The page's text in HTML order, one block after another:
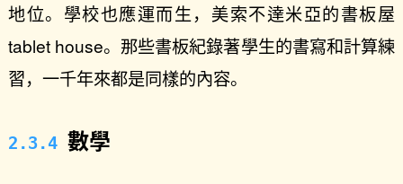
地位。學校也應運而生，美索不達米亞的書板屋
tablet house。那些書板紀錄著學生的書寫和計算練
習，一千年來都是同樣的內容。
數學